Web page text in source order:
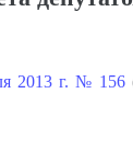
2013 г. № 156